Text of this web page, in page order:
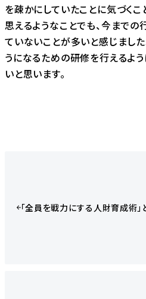
を疎かにしていたことに気づくこ
思えるようなことでも、今まで
ていないことが多いと感じまし
うになるための研修を行えるよ
いと思います。
「全員を戦力にする人財育成術